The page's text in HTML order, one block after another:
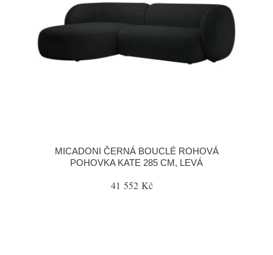
MICADONI ČERNÁ BOUCLÉ ROHOVÁ
POHOVKA KATE 285 CM, LEVÁ
41 552 Kč